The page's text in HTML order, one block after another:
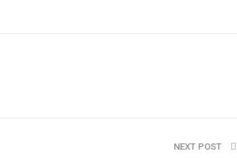
NEXT POST